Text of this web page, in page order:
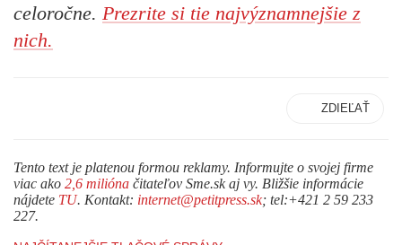
celoročne. Prezrite si tie najvýznamnejšie z
nich.
ZDIEĽAŤ
Tento text je platenou formou reklamy. Informujte o svojej firme
viac ako 2,6 milióna čitateľov Sme.sk aj vy. Bližšie informácie
nájdete TU. Kontakt: internet@petitpress.sk; tel:+421 2 59 233
227.